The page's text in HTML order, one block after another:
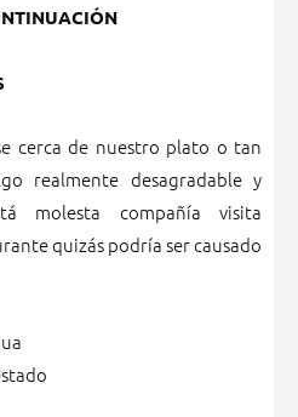
cerca de nuestro plato o tan
realmente desagradable y
molesta compañía visita
quizás podría ser causado